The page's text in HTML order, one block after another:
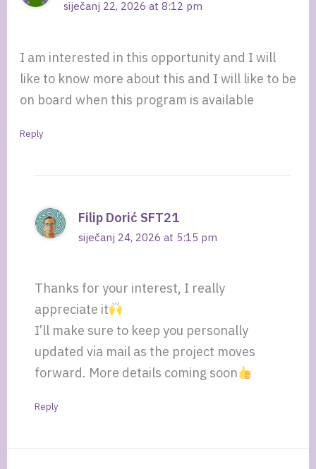
siječanj 22, 2026 at 8:12 pm
I am interested in this opportunity and I will
like to know more about this and I will like to be
on board when this program is available
Reply
Filip Dorić SFT21
siječanj 24, 2026 at 5:15 pm
Thanks for your interest, I really
appreciate it
I’ll make sure to keep you personally
updated via mail as the project moves
forward. More details coming soon
Reply